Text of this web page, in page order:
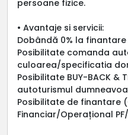
persoane fizice.
• Avantaje si servicii:
Dobândă 0% la finantare
Posibilitate comanda
culoarea/specificatia
Posibilitate BUY-BACK &
autoturismul
Posibilitate de finantare
Financiar/Operațional